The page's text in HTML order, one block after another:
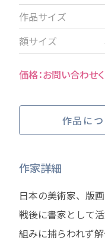
作品サイズ
額サイズ
お問い合わせ
作品に
作家詳細
日本の美術家、版
戦後に書家として
組みに捕らわれず